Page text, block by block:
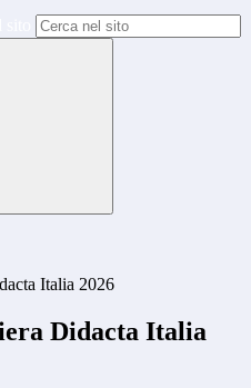
Italia 2026
Didacta Italia